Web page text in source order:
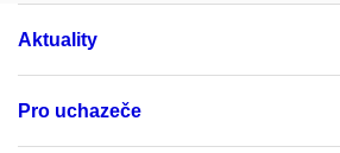
Aktuality
Pro uchazeče